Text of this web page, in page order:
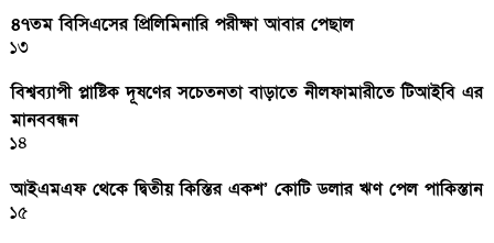
৪৭তম বিসিএসের প্রিলিমিনারি পরীক্ষা আবার পেছাল
১৩
বিশ্বব্যাপী প্লাষ্টিক দূষণের সচেতনতা বাড়াতে নীলফামারীতে টিআইবি এর
মানববন্ধন
১৪
আইএমএফ থেকে দ্বিতীয় কিস্তির একশ’ কোটি ডলার ঋণ পেল পাকিস্তান
১৫